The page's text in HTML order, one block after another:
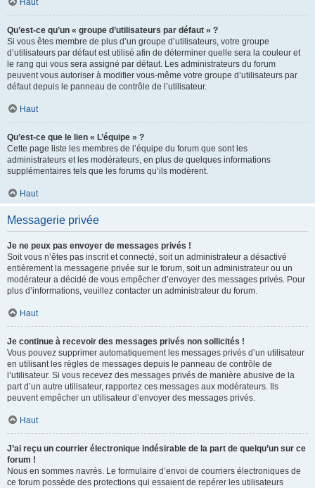
Haut
Qu’est-ce qu’un « groupe d’utilisateurs par défaut » ?
Si vous êtes membre de plus d’un groupe d’utilisateurs, votre groupe
d’utilisateurs par défaut est utilisé afin de déterminer quelle sera la couleur et
le rang qui vous sera assigné par défaut. Les administrateurs du forum
peuvent vous autoriser à modifier vous-même votre groupe d’utilisateurs par
défaut depuis le panneau de contrôle de l’utilisateur.
Haut
Qu’est-ce que le lien « L’équipe » ?
Cette page liste les membres de l’équipe du forum que sont les
administrateurs et les modérateurs, en plus de quelques informations
supplémentaires tels que les forums qu’ils modèrent.
Haut
Messagerie privée
Je ne peux pas envoyer de messages privés !
Soit vous n’êtes pas inscrit et connecté, soit un administrateur a désactivé
entièrement la messagerie privée sur le forum, soit un administrateur ou un
modérateur a décidé de vous empêcher d’envoyer des messages privés. Pour
plus d’informations, veuillez contacter un administrateur du forum.
Haut
Je continue à recevoir des messages privés non sollicités !
Vous pouvez supprimer automatiquement les messages privés d’un utilisateur
en utilisant les règles de messages depuis le panneau de contrôle de
l’utilisateur. Si vous recevez des messages privés de manière abusive de la
part d’un autre utilisateur, rapportez ces messages aux modérateurs. Ils
peuvent empêcher un utilisateur d’envoyer des messages privés.
Haut
J’ai reçu un courrier électronique indésirable de la part de quelqu’un sur ce
forum !
Nous en sommes navrés. Le formulaire d’envoi de courriers électroniques de
ce forum possède des protections qui essaient de repérer les utilisateurs